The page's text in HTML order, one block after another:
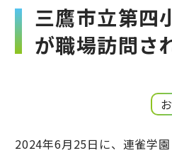
三鷹市立第四
が職場訪問さ
2024年6月25日に、連雀学